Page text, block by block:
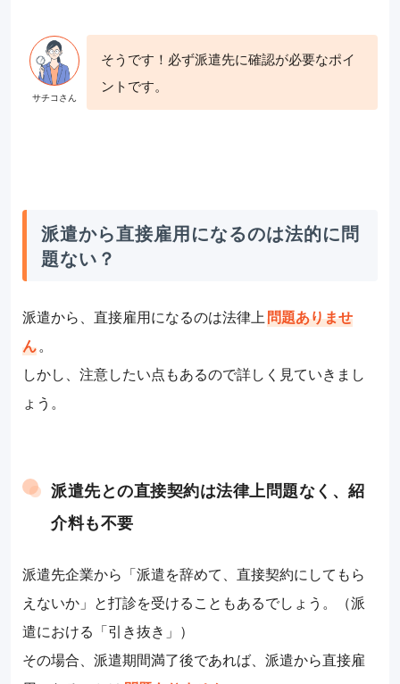
そうです！必ず派遣先に確認が必要なポイ
ントです。
派遣から直接雇用になるのは法的に問
題ない？
派遣から、直接雇用になるのは法律上問題ありませ
ん。
しかし、注意したい点もあるので詳しく見ていきまし
ょう。
派遣先との直接契約は法律上問題なく、紹
介料も不要
派遣先企業から「派遣を辞めて、直接契約にしてもら
えないか」と打診を受けることもあるでしょう。（派
遣における「引き抜き」）
その場合、派遣期間満了後であれば、派遣から直接雇